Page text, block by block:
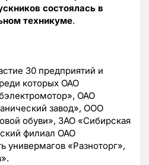
состоялась в
техникуме.
30 предприятий и
которых ОАО
ОАО
завод», ООО
обуви», ЗАО «Сибирская
филиал ОАО
универмагов «Разноторг»,